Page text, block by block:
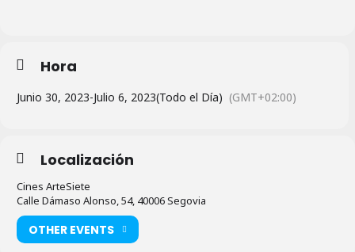
Hora
Junio 30, 2023-Julio 6, 2023(Todo el Día) (GMT+02:00)
Localización
Cines ArteSiete
Calle Dámaso Alonso, 54, 40006 Segovia
OTHER EVENTS